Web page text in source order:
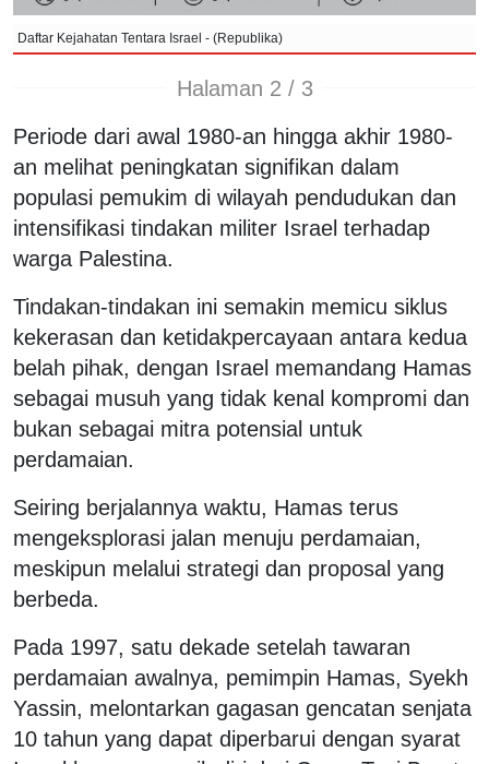
Daftar Kejahatan Tentara Israel - (Republika)
Halaman 2 / 3
Periode dari awal 1980-an hingga akhir 1980-
an melihat peningkatan signifikan dalam
populasi pemukim di wilayah pendudukan dan
intensifikasi tindakan militer Israel terhadap
warga Palestina.
Tindakan-tindakan ini semakin memicu siklus
kekerasan dan ketidakpercayaan antara kedua
belah pihak, dengan Israel memandang Hamas
sebagai musuh yang tidak kenal kompromi dan
bukan sebagai mitra potensial untuk
perdamaian.
Seiring berjalannya waktu, Hamas terus
mengeksplorasi jalan menuju perdamaian,
meskipun melalui strategi dan proposal yang
berbeda.
Pada 1997, satu dekade setelah tawaran
perdamaian awalnya, pemimpin Hamas, Syekh
Yassin, melontarkan gagasan gencatan senjata
10 tahun yang dapat diperbarui dengan syarat